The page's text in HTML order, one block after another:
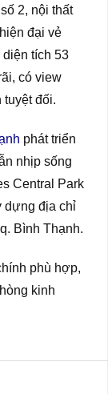
2, nội thất
đại vẻ
diện tích 53
có view
tuyệt đối.
phát triển
nhịp sống
Central Park
dựng địa chỉ
Bình Thạnh.
phù hợp,
kinh